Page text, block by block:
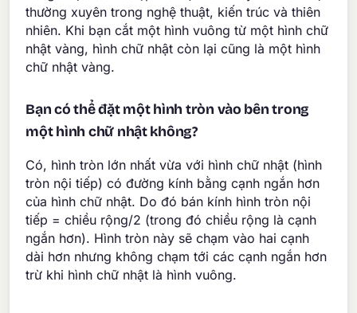
thường xuyên trong nghệ thuật, kiến trúc và thiên
nhiên. Khi bạn cắt một hình vuông từ một hình chữ
nhật vàng, hình chữ nhật còn lại cũng là một hình
chữ nhật vàng.
Bạn có thể đặt một hình tròn vào bên trong
một hình chữ nhật không?
Có, hình tròn lớn nhất vừa với hình chữ nhật (hình
tròn nội tiếp) có đường kính bằng cạnh ngắn hơn
của hình chữ nhật. Do đó bán kính hình tròn nội
tiếp = chiều rộng/2 (trong đó chiều rộng là cạnh
ngắn hơn). Hình tròn này sẽ chạm vào hai cạnh
dài hơn nhưng không chạm tới các cạnh ngắn hơn
trừ khi hình chữ nhật là hình vuông.